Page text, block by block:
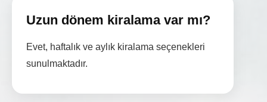
Uzun dönem kiralama var mı?
Evet, haftalık ve aylık kiralama seçenekleri
sunulmaktadır.